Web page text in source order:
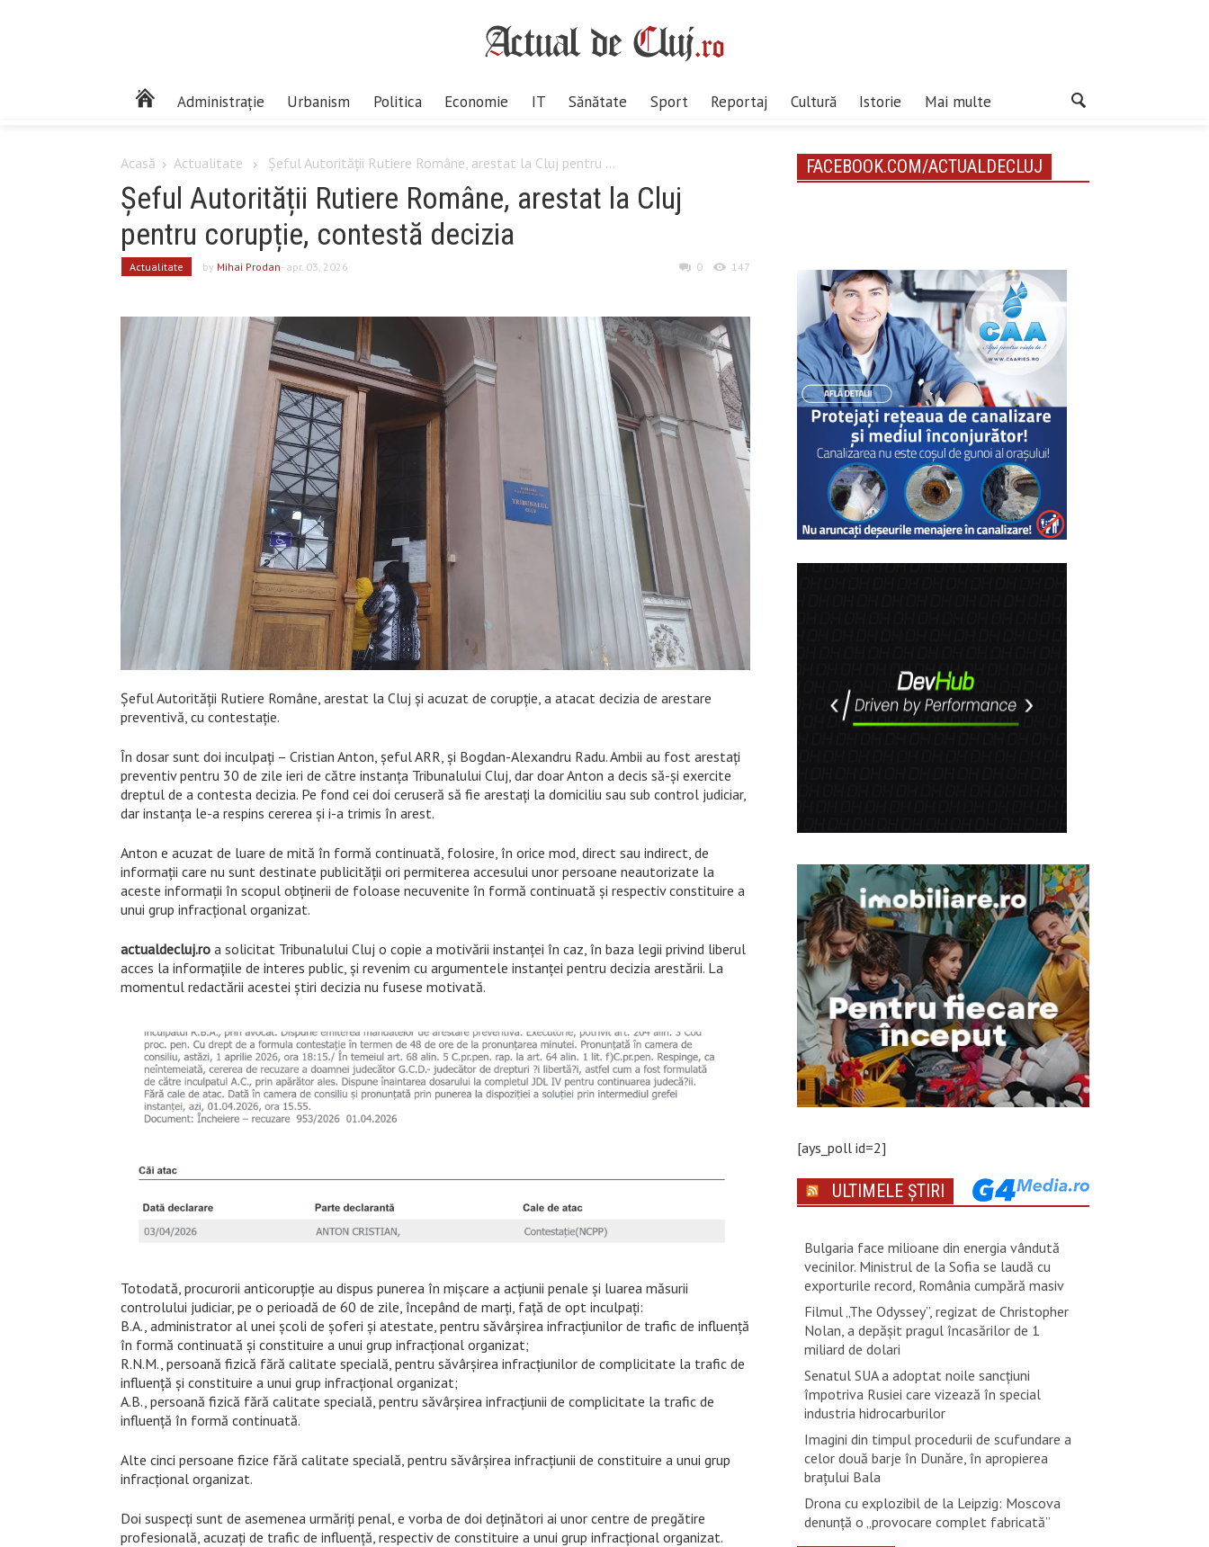
Administrație Urbanism Politica Economie IT Sănătate Sport Reportaj Cultură Istorie Mai multe
Acasă Actualitate Șeful Autorității Rutiere Române, arestat la Cluj pentru ...
Șeful Autorității Rutiere Române, arestat la Cluj
pentru corupție, contestă decizia
Actualitate by Mihai Prodan- apr. 03, 2026 0 147
Șeful Autorității Rutiere Române, arestat la Cluj și acuzat de corupție, a atacat decizia de arestare
preventivă, cu contestație.
În dosar sunt doi inculpați – Cristian Anton, șeful ARR, și Bogdan-Alexandru Radu. Ambii au fost arestați
preventiv pentru 30 de zile ieri de către instanța Tribunalului Cluj, dar doar Anton a decis să-și exercite
dreptul de a contesta decizia. Pe fond cei doi ceruseră să fie arestați la domiciliu sau sub control judiciar,
dar instanța le-a respins cererea și i-a trimis în arest.
Anton e acuzat de luare de mită în formă continuată, folosire, în orice mod, direct sau indirect, de
informații care nu sunt destinate publicității ori permiterea accesului unor persoane neautorizate la
aceste informații în scopul obținerii de foloase necuvenite în formă continuată și respectiv constituire a
unui grup infracțional organizat.
actualdecluj.roa solicitat Tribunalului Cluj o copie a motivării instanței în caz, în baza legii privind liberul
acces la informațiile de interes public, și revenim cu argumentele instanței pentru decizia arestării. La
momentul redactării acestei știri decizia nu fusese motivată.
Totodată, procurorii anticorupție au dispus punerea în mișcare a acțiunii penale și luarea măsurii
controlului judiciar, pe o perioadă de 60 de zile, începând de marți, față de opt inculpați:
B.A., administrator al unei școli de șoferi și atestate, pentru săvârșirea infracțiunilor de trafic de influență
în formă continuată și constituire a unui grup infracțional organizat;
R.N.M., persoană fizică fără calitate specială, pentru săvârșirea infracțiunilor de complicitate la trafic de
influență și constituire a unui grup infracțional organizat;
A.B., persoană fizică fără calitate specială, pentru săvârșirea infracțiunii de complicitate la trafic de
influență în formă continuată.
Alte cinci persoane fizice fără calitate specială, pentru săvârșirea infracțiunii de constituire a unui grup
infracțional organizat.
Doi suspecți sunt de asemenea urmăriți penal, e vorba de doi deținători ai unor centre de pregătire
profesională, acuzați de trafic de influență, respectiv de constituire a unui grup infracțional organizat.
FACEBOOK.COM/ACTUALDECLUJ
[ays_poll id=2]
ULTIMELE ȘTIRI
Bulgaria face milioane din energia vândută
vecinilor. Ministrul de la Sofia se laudă cu
exporturile record, România cumpără masiv
Filmul „The Odyssey”, regizat de Christopher
Nolan, a depăşit pragul încasărilor de 1
miliard de dolari
Senatul SUA a adoptat noile sancţiuni
împotriva Rusiei care vizează în special
industria hidrocarburilor
Imagini din timpul procedurii de scufundare a
celor două barje în Dunăre, în apropierea
brațului Bala
Drona cu explozibil de la Leipzig: Moscova
denunţă o „provocare complet fabricată”